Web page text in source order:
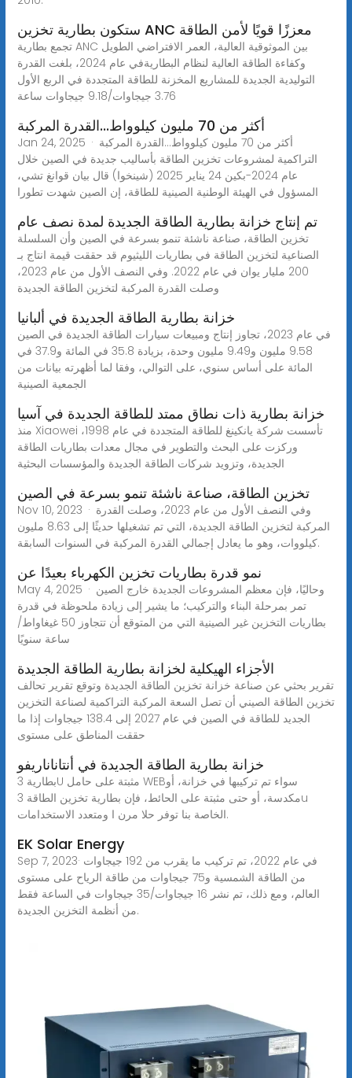
ستكون بطارية تخزين ANC معززًا قويًا لأمن الطاقة
تجمع بطارية ANC بين الموثوقية العالية، العمر الافتراضي الطويل
وكفاءة الطاقة العالية لنظام البطاريةفي عام 2024، بلغت القدرة
التوليدية الجديدة للمشاريع المخزنة للطاقة المتجددة في الربع الأول
3.76 جيجاوات/9.18 جيجاوات ساعة
أكثر من 70 مليون كيلوواط...القدرة المركبة
Jan 24, 2025 · أكثر من 70 مليون كيلوواط...القدرة المركبة
التراكمية لمشروعات تخزين الطاقة بأساليب جديدة في الصين خلال
عام 2024-بكين 24 يناير 2025 (شينخوا) قال بيان قوانغ تشي،
المسؤول في الهيئة الوطنية الصينية للطاقة، إن الصين شهدت تطورا
تم إنتاج خزانة بطارية الطاقة الجديدة لمدة نصف عام
تخزين الطاقة، صناعة ناشئة تنمو بسرعة في الصين وأن السلسلة
الصناعية لتخزين الطاقة في بطاريات الليثيوم قد حققت قيمة انتاج بـ
200 مليار يوان في عام 2022. وفي النصف الأول من عام 2023،
وصلت القدرة المركبة لتخزين الطاقة الجديدة
خزانة بطارية الطاقة الجديدة في ألبانيا
في عام 2023، تجاوز إنتاج ومبيعات سيارات الطاقة الجديدة في الصين
9.58 مليون و9.49 مليون وحدة، بزيادة 35.8 في المائة و37.9 في
المائة على أساس سنوي، على التوالي، وفقا لما أظهرته بيانات من
الجمعية الصينية
خزانة بطارية ذات نطاق ممتد للطاقة الجديدة في آسيا
منذ Xiaowei تأسست شركة يانكينغ للطاقة المتجددة في عام 1998،
وركزت على البحث والتطوير في مجال معدات بطاريات الطاقة
الجديدة، وتزويد شركات الطاقة الجديدة والمؤسسات البحثية
تخزين الطاقة، صناعة ناشئة تنمو بسرعة في الصين
Nov 10, 2023 · وفي النصف الأول من عام 2023، وصلت القدرة
المركبة لتخزين الطاقة الجديدة، التي تم تشغيلها حديثًا إلى 8.63 مليون
كيلووات، وهو ما يعادل إجمالي القدرة المركبة في السنوات السابقة.
نمو قدرة بطاريات تخزين الكهرباء بعيدًا عن
May 4, 2025 · وحاليًا، فإن معظم المشروعات الجديدة خارج الصين
تمر بمرحلة البناء والتركيب؛ ما يشير إلى زيادة ملحوظة في قدرة
بطاريات التخزين غير الصينية التي من المتوقع أن تتجاوز 50 غيغاواط/
ساعة سنويًا
الأجزاء الهيكلية لخزانة بطارية الطاقة الجديدة
تقرير بحثي عن صناعة خزانة تخزين الطاقة الجديدة وتوقع تقرير تحالف
تخزين الطاقة الصيني أن تصل السعة المركبة التراكمية لصناعة التخزين
الجديد للطاقة في الصين في عام 2027 إلى 138.4 جيجاوات إذا ما
حققت المناطق على مستوى
خزانة بطارية الطاقة الجديدة في أنتاناناريفو
بطارية 3U مثبتة على حامل WEBسواء تم تركيبها في خزانة، أو
مكدسة، أو حتى مثبتة على الحائط، فإن بطارية تخزين الطاقة 3u
الخاصة بنا توفر حلا مرن ا ومتعدد الاستخدامات.
EK Solar Energy
Sep 7, 2023· في عام 2022، تم تركيب ما يقرب من 192 جيجاوات
من الطاقة الشمسية و75 جيجاوات من طاقة الرياح على مستوى
العالم، ومع ذلك، تم نشر 16 جيجاوات/35 جيجاوات في الساعة فقط
من أنظمة التخزين الجديدة.